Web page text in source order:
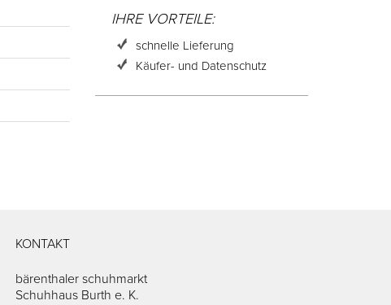
IHRE VORTEILE:
schnelle Lieferung
Käufer- und Datenschutz
KONTAKT
bärenthaler schuhmarkt
Schuhhaus Burth e. K.